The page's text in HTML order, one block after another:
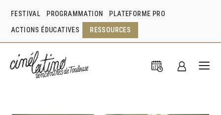
FESTIVAL PROGRAMMATION PLATEFORME PRO
ACTIONS ÉDUCATIVES RESSOURCES